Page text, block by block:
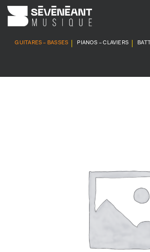
Passer
au
GUITARES – BASSES PIANOS – CLAVIERS